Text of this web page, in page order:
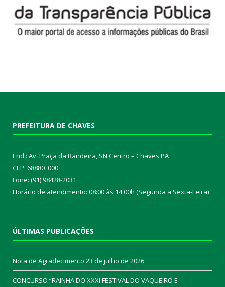
PREFEITURA DE CHAVES
End.: Av. Praça da Bandeira, SN Centro – Chaves PA
CEP: 68880 .000
Fone: (91) 98428-2031
Horário de atendimento: 08:00 às 14:00h (Segunda a Sexta-Feira)
ÚLTIMAS PUBLICAÇÕES
Nota de Agradecimento 23 de julho de 2026
CONCURSO “RAINHA DO XXXI FESTIVAL DO VAQUEIRO E